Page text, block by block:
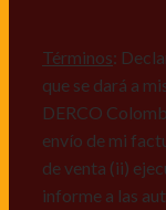
Términos:
que se dará a
DERCO
envío de mi
de venta (ii)
informe a las